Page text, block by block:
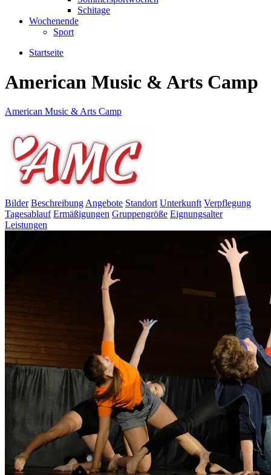
Schitage
Wochenende
Sport
Startseite
American Music & Arts Camp
American Music & Arts Camp
Bilder BeschreibungAngebote Standort Unterkunft Verpflegung
Tagesablauf Ermäßigungen Gruppengröße Eignungsalter
Leistungen